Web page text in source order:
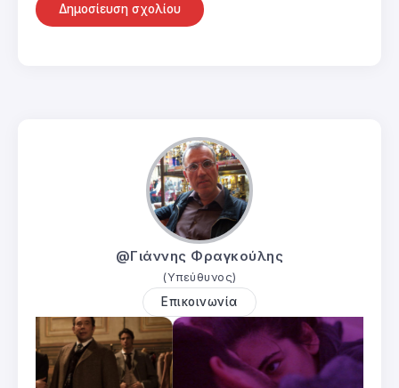
@Γιάννης Φραγκούλης
(Υπεύθυνος)
Επικοινωνία